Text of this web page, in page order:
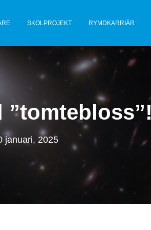
SKOLPROJEKT RYMDKARRIÄR
januari, 2025